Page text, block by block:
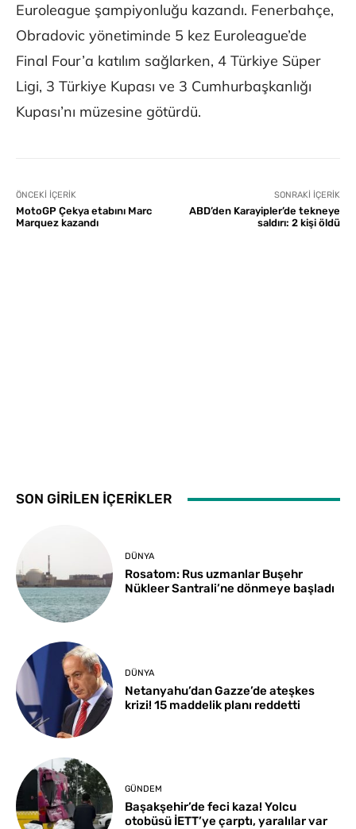
Euroleague şampiyonluğu kazandı. Fenerbahçe,
Obradovic yönetiminde 5 kez Euroleague’de
Final Four’a katılım sağlarken, 4 Türkiye Süper
Ligi, 3 Türkiye Kupası ve 3 Cumhurbaşkanlığı
Kupası’nı müzesine götürdü.
ÖNCEKI İÇERIK
MotoGP Çekya etabını Marc
Marquez kazandı
SONRAKI İÇERIK
ABD’den Karayipler’de tekneye
saldırı: 2 kişi öldü
SON GİRİLEN İÇERİKLER
DÜNYA
Rosatom: Rus uzmanlar Buşehr
Nükleer Santrali’ne dönmeye başladı
DÜNYA
Netanyahu’dan Gazze’de ateşkes
krizi! 15 maddelik planı reddetti
GÜNDEM
Başakşehir’de feci kaza! Yolcu
otobüsü İETT’ye çarptı, yaralılar var